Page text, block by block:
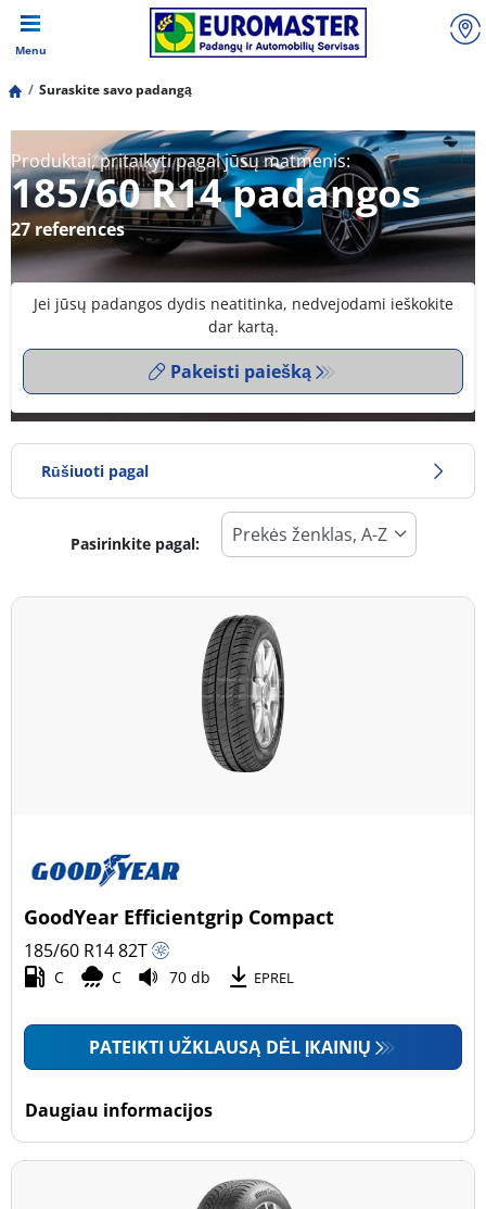
Menu
Suraskite savo padangą
Produktai, pritaikyti pagal jūsų matmenis:
185/60 R14 padangos
27 references
Jei jūsų padangos dydis neatitinka, nedvejodami ieškokite
dar kartą.
Pakeisti paiešką
Rūšiuoti pagal
Padangos tipas
Visi tipai (27)
Lengvasis automobilis (27)
Mažas sunkvežimis (0)
Motociklas (0)
Padanga sustiprintomis sienelėmis
Daugiau parinkčių
Pasirinkite pagal:
GoodYear Efficientgrip Compact
185/60 R1482T
C C 70 db EPREL
PATEIKTI UŽKLAUSĄ DĖL ĮKAINIŲ
Daugiau informacijos